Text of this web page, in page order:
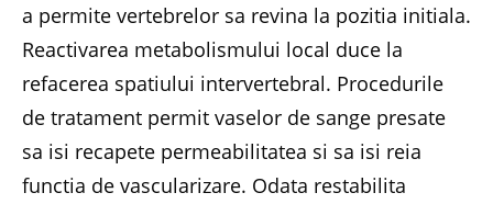
a permite vertebrelor sa revina la pozitia initiala.
Reactivarea metabolismului local duce la
refacerea spatiului intervertebral. Procedurile
de tratament permit vaselor de sange presate
sa isi recapete permeabilitatea si sa isi reia
functia de vascularizare. Odata restabilita